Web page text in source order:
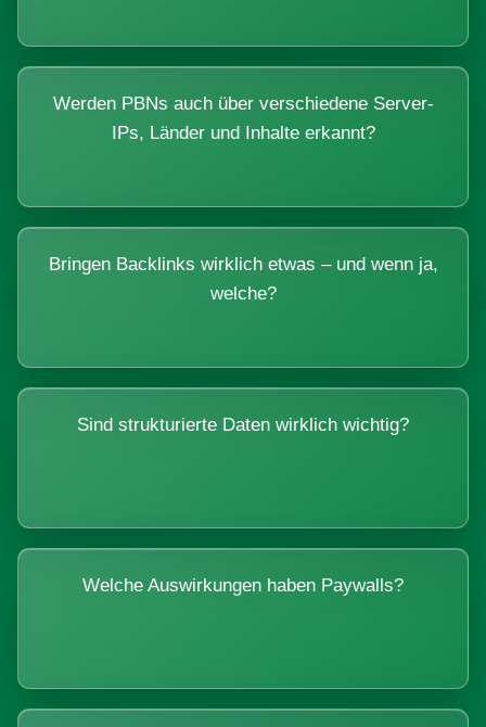
Werden PBNs auch über verschiedene Server-
IPs, Länder und Inhalte erkannt?
Bringen Backlinks wirklich etwas – und wenn ja,
welche?
Sind strukturierte Daten wirklich wichtig?
Welche Auswirkungen haben Paywalls?